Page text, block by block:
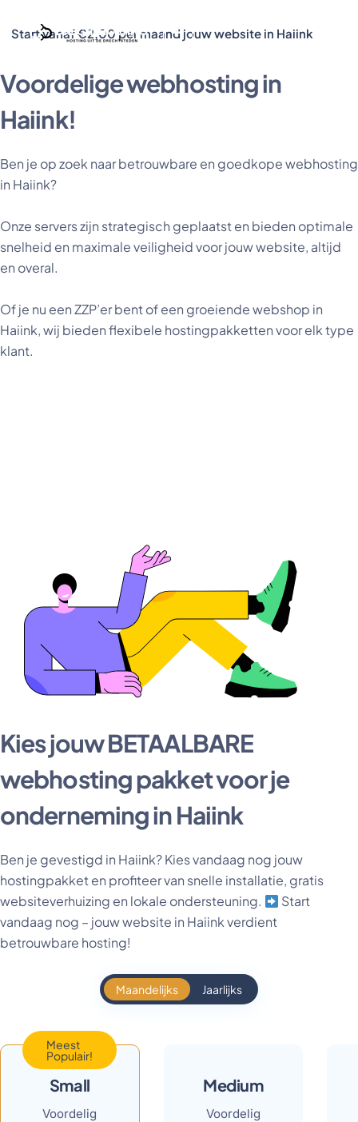
Start vanaf €2,00 per maand jouw website in Haiink
Voordelige webhosting in
Haiink!
Ben je op zoek naar betrouwbare en goedkope webhosting
in Haiink?
Onze servers zijn strategisch geplaatst en bieden optimale
snelheid en maximale veiligheid voor jouw website, altijd
en overal.
Of je nu een ZZP’er bent of een groeiende webshop in
Haiink, wij bieden flexibele hostingpakketten voor elk type
klant.
Kies jouw BETAALBARE
webhosting pakket voor je
onderneming in Haiink
Ben je gevestigd in Haiink? Kies vandaag nog jouw
hostingpakket en profiteer van snelle installatie, gratis
websiteverhuizing en lokale ondersteuning.
Start
vandaag nog – jouw website in Haiink verdient
betrouwbare hosting!
Maandelijks Jaarlijks
Meest
Populair!
Small
Voordelig
Medium
Voordelig